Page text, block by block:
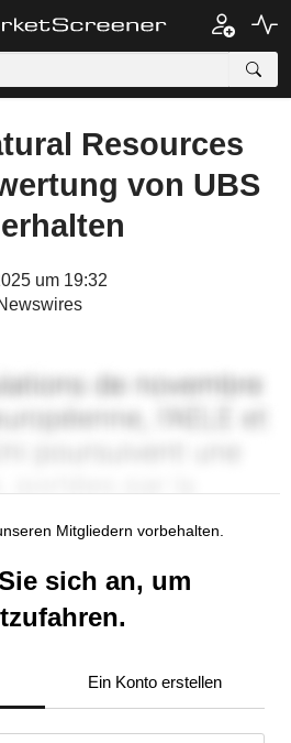
Resources
von UBS
um 19:32
Mitgliedern vorbehalten.
sich an, um
Ein Konto erstellen